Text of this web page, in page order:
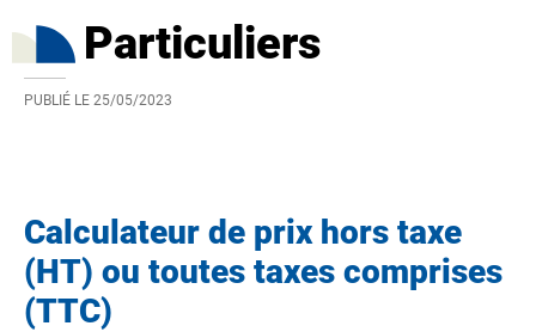
Particuliers
PUBLIÉ LE 25/05/2023
Calculateur de prix hors taxe
(HT) ou toutes taxes comprises
(TTC)